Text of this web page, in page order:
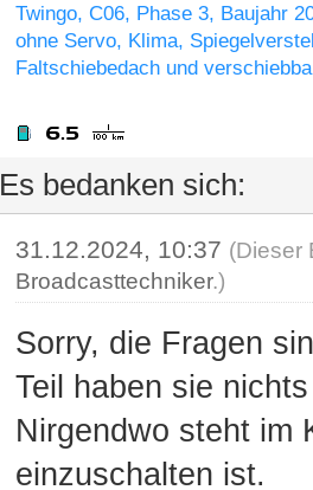
Twingo, C06, Phase 3, Baujahr
ohne Servo, Klima,
Faltschiebedach und
Es bedanken sich:
31.12.2024, 10:37 (Dieser
Broadcasttechniker.)
Sorry, die Fragen
Teil haben sie
Nirgendwo steht im
einzuschalten ist.